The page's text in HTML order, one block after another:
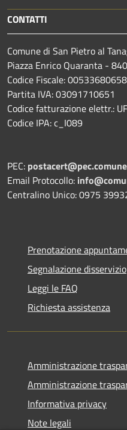
CONTATTI
Comune di San Pietro al
Piazza Enrico Quaranta -
Codice Fiscale: 00533680658
Partita IVA: 03091710651
Codice fatturazione elettr.:
Codice IPA: c_I089
PEC:
Email Protocollo:
Centralino Unico: 0975
Prenotazione
Segnalazione disservizio
Leggi le FAQ
Richiesta assistenza
Amministrazione
Amministrazione
Informativa privacy
Note legali